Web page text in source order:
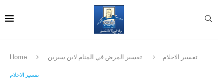
Home تفسير الاحلام تفسير المرض في المنام لابن سيرين
تفسير الاحلام